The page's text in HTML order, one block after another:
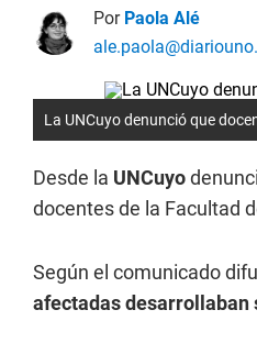
Por Paola Alé
La UNCuyo denunció que
Desde la UNCuyo
docentes de la Facultad
Según el comunicado
afectadas desarrollaban